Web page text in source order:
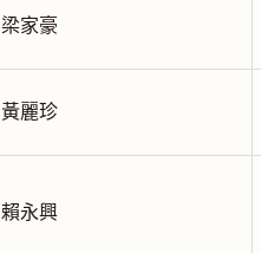
梁家豪
黃麗珍
賴永興